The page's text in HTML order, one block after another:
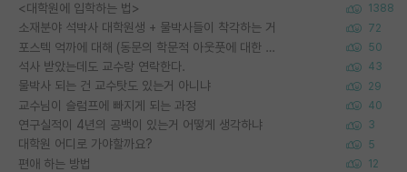
<대학원에 입학하는 법> 1388
소재분야 석박사 대학원생 + 물박사들이 착각하는 거 72
포스텍 억까에 대해 (동문의 학문적 아웃풋에 대한 반박) 50
석사 받았는데도 교수랑 연락한다. 43
물박사 되는 건 교수탓도 있는거 아니냐 29
교수님이 슬럼프에 빠지게 되는 과정 40
연구실적이 4년의 공백이 있는거 어떻게 생각하냐 3
대학원 어디로 가야할까요? 5
편애 하는 방법 12